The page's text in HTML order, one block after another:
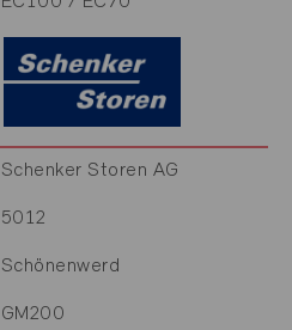
Schenker Storen AG
5012
Schönenwerd
GM200